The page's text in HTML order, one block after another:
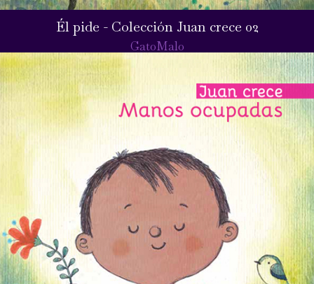
Él pide - Colección Juan crece 02
GatoMalo